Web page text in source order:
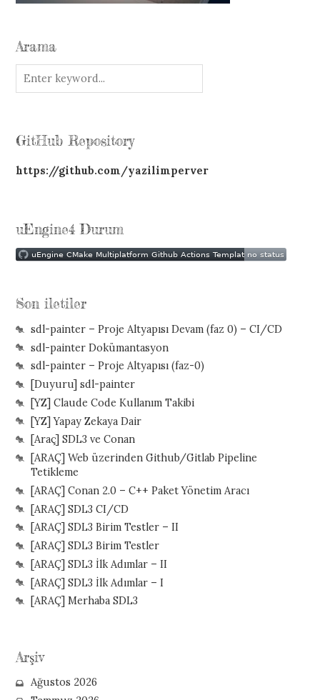
Arama
GitHub Repository
https://github.com/yazilimperver
uEngine4 Durum
Son iletiler
sdl-painter – Proje Altyapısı Devam (faz 0) – CI/CD
sdl-painter Dokümantasyon
sdl-painter – Proje Altyapısı (faz-0)
[Duyuru] sdl-painter
[YZ] Claude Code Kullanım Takibi
[YZ] Yapay Zekaya Dair
[Araç] SDL3 ve Conan
[ARAÇ] Web üzerinden Github/Gitlab Pipeline
Tetikleme
[ARAÇ] Conan 2.0 – C++ Paket Yönetim Aracı
[ARAÇ] SDL3 CI/CD
[ARAÇ] SDL3 Birim Testler – II
[ARAÇ] SDL3 Birim Testler
[ARAÇ] SDL3 İlk Adımlar – II
[ARAÇ] SDL3 İlk Adımlar – I
[ARAÇ] Merhaba SDL3
Arşiv
Ağustos 2026